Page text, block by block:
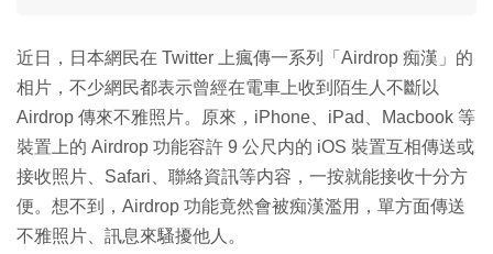
近日，日本網民在 Twitter 上瘋傳一系列「Airdrop 痴漢」的
相片，不少網民都表示曾經在電車上收到陌生人不斷以
Airdrop 傳來不雅照片。原來，iPhone、iPad、Macbook 等
裝置上的 Airdrop 功能容許 9 公尺内的 iOS 裝置互相傳送或
接收照片、Safari、聯絡資訊等内容，一按就能接收十分方
便。想不到，Airdrop 功能竟然會被痴漢濫用，單方面傳送
不雅照片、訊息來騷擾他人。